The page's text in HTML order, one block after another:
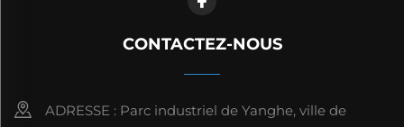
CONTACTEZ-NOUS
ADRESSE : Parc industriel de Yanghe, ville de